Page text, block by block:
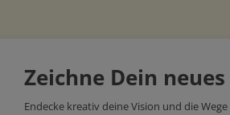
Zeichne Dein
Endecke kreativ deine Vision und die